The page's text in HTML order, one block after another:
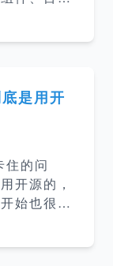
我们团队
我见过最
事，放
用智能 A
是用开
的问
开源的，
始也很犹